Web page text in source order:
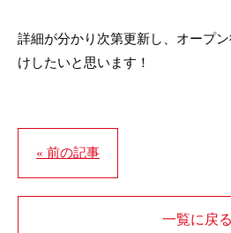
詳細が分かり次第更新し、オープ
けしたいと思います！
« 前の記事
一覧に戻る